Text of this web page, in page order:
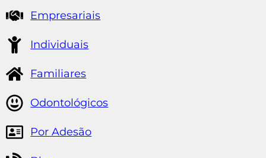
Empresariais
Individuais
Familiares
Odontológicos
Por Adesão